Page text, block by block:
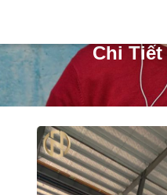
Chi Tiết